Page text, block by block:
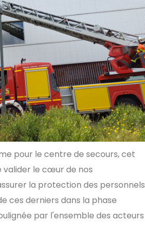
pour le centre de secours, cet
valider le cœur de nos
la protection des personnels
ces derniers dans la phase
par l'ensemble des acteurs